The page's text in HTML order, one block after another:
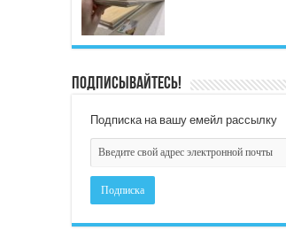
Подписывайтесь!
Подписка на вашу емейл рассылку